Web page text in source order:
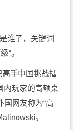
谁了，关键词
“。
手中国挑战擂
内玩家的高额桌
国网友称为“高
。